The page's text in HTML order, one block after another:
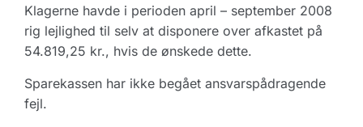
Klagerne havde i perioden april – september 2008
rig lejlighed til selv at disponere over afkastet på
54.819,25 kr., hvis de ønskede dette.
Sparekassen har ikke begået ansvarspådragende
fejl.